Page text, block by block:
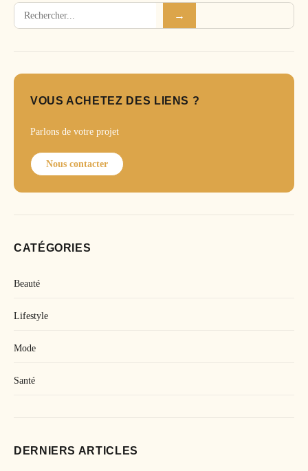
Rechercher →
VOUS ACHETEZ DES LIENS ?
Parlons de votre projet
Nous contacter
CATÉGORIES
Beauté
Lifestyle
Mode
Santé
DERNIERS ARTICLES